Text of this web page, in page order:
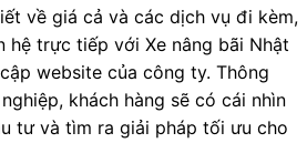
về giá cả và các dịch vụ đi kèm,
hệ trực tiếp với Xe nâng bãi Nhật
website của công ty. Thông
khách hàng sẽ có cái nhìn
tư và tìm ra giải pháp tối ưu cho